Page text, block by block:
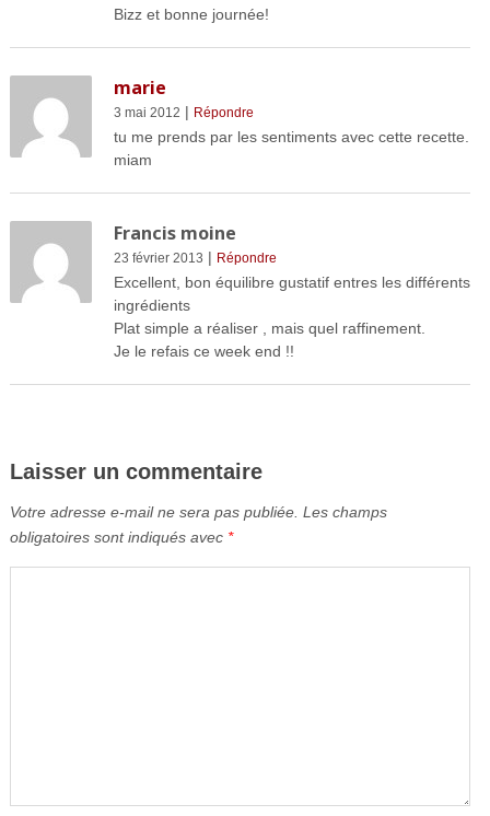
Bizz et bonne journée!
marie
3 mai 2012 | Répondre
tu me prends par les sentiments avec cette recette.
miam
Francis moine
23 février 2013 | Répondre
Excellent, bon équilibre gustatif entres les différents
ingrédients
Plat simple a réaliser , mais quel raffinement.
Je le refais ce week end !!
Laisser un commentaire
Votre adresse e-mail ne sera pas publiée. Les champs
obligatoires sont indiqués avec *